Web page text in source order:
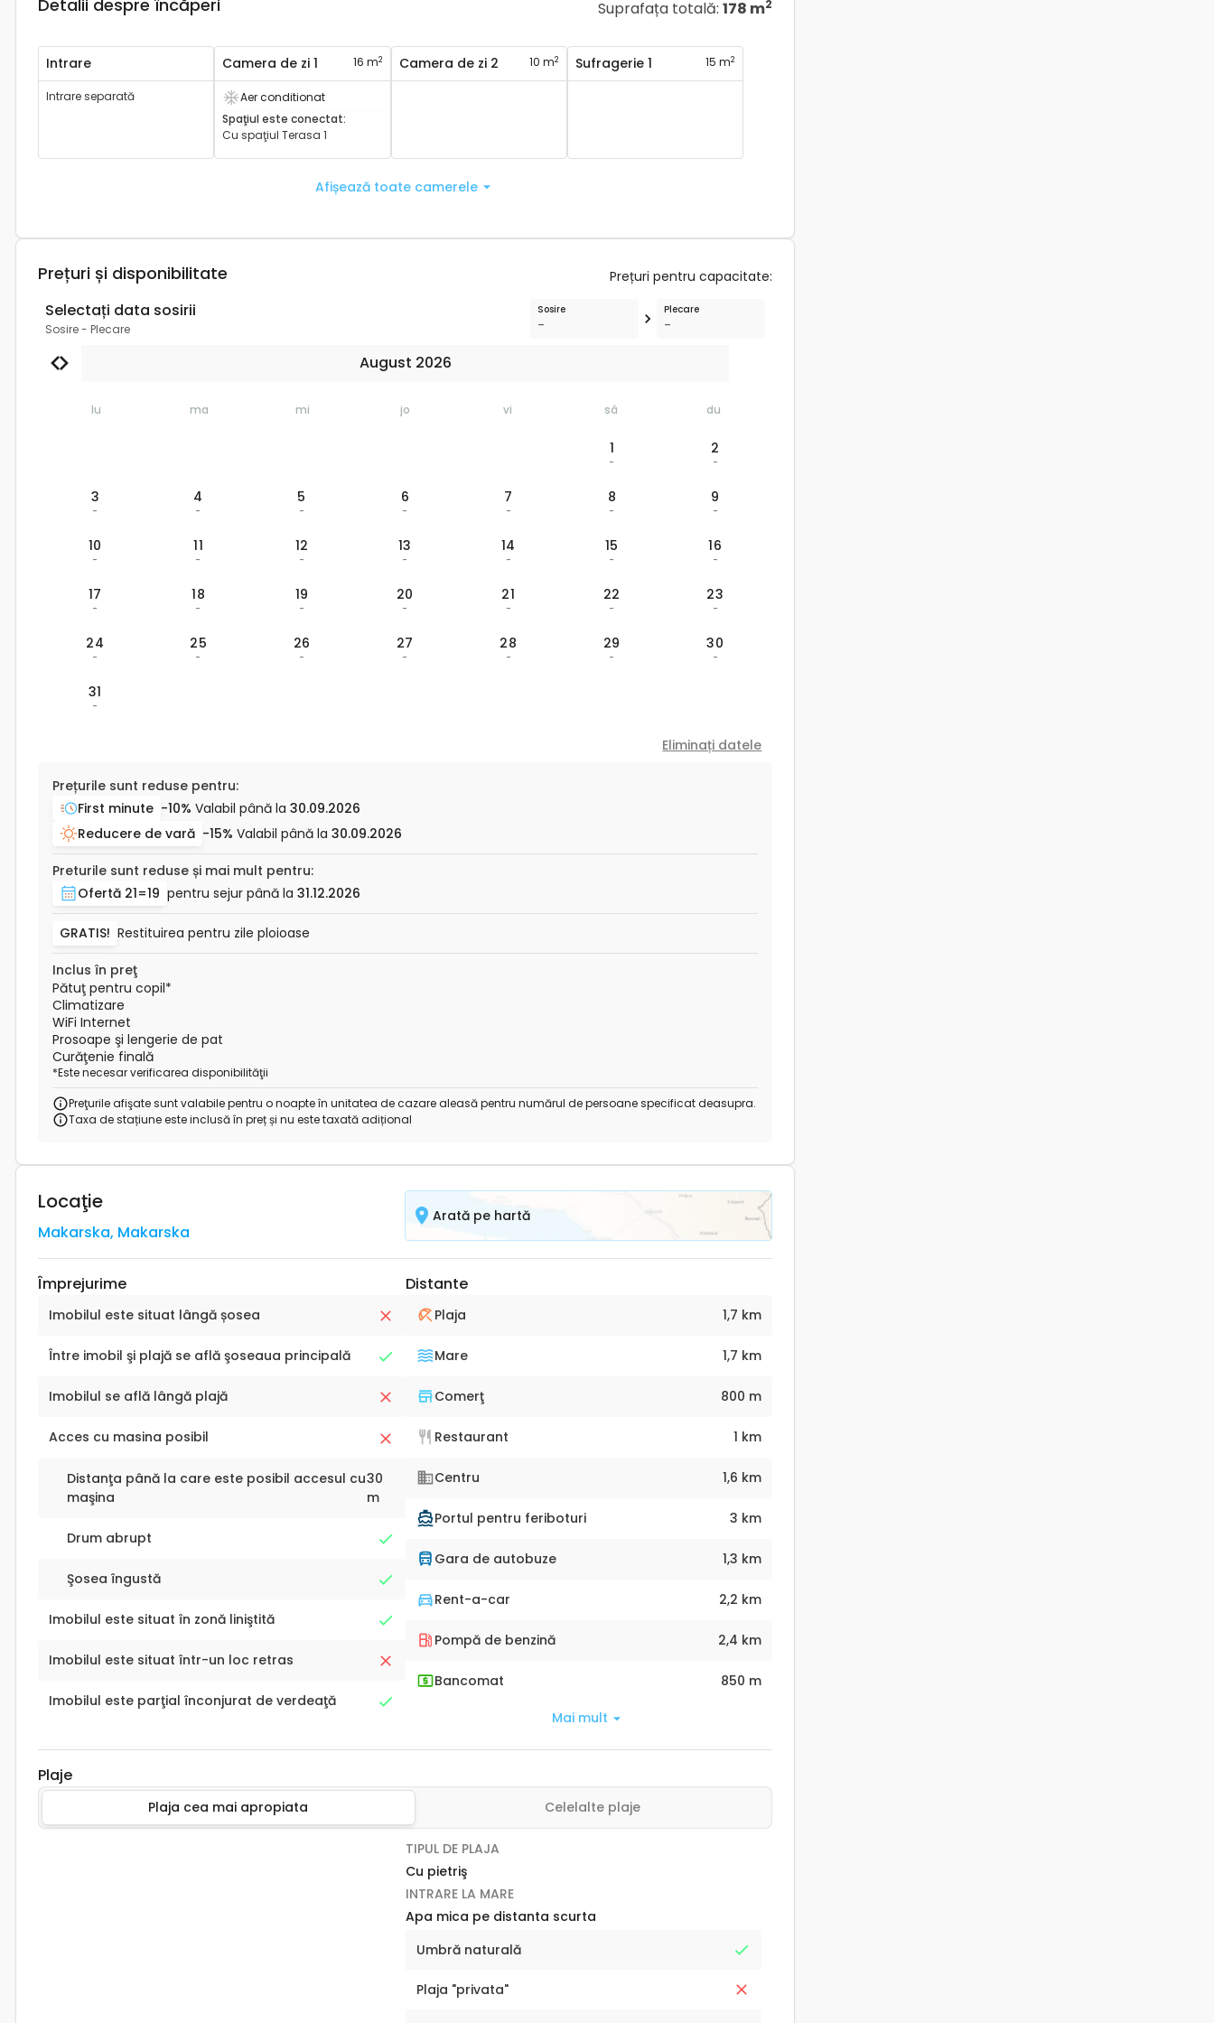
Detalii despre încăperi Suprafața totală:178 m2
Intrare
Intrare separată
Camera de zi 1 16 m2
Are aer condiționat
Aer conditionat
Spaţiul este conectat:
Cu spaţiul Terasa 1
Camera de zi 2 10 m2 Sufragerie 1 15 m2
Afișează toate camerele
Prețuri și disponibilitate Prețuri pentru capacitate:
Selectați data sosirii
Sosire- Plecare
Sosire
-
Plecare
-
August 2026
lu ma mi jo vi sâ du
1
-
2
-
3
-
4
-
5
-
6
-
7
-
8
-
9
-
10
-
11
-
12
-
13
-
14
-
15
-
16
-
17
-
18
-
19
-
20
-
21
-
22
-
23
-
24
-
25
-
26
-
27
-
28
-
29
-
30
-
31
-
Eliminați datele
Prețurile sunt reduse pentru:
First minute -10% Valabil până la 30.09.2026
Reducere de vară -15% Valabil până la 30.09.2026
Preturile sunt reduse și mai mult pentru:
Ofertă 21=19 pentru sejur până la 31.12.2026
GRATIS! Restituirea pentru zile ploioase
Inclus în preţ
Pătuţ pentru copil*
Climatizare
WiFi Internet
Prosoape şi lengerie de pat
Curăţenie finală
*Este necesar verificarea disponibilităţii
Preţurile afişate sunt valabile pentru o noapte în unitatea de cazare aleasă pentru numărul de persoane specificat deasupra.
Taxa de stațiune este inclusă în preț și nu este taxată adițional
Locaţie
Makarska, Makarska
Arată pe hartă
Împrejurime
Imobilul este situat lângă șosea
Între imobil şi plajă se află şoseaua principală
Imobilul se află lângă plajă
Acces cu masina posibil
Distanţa până la care este posibil accesul cu
maşina
30
m
Drum abrupt
Şosea îngustă
Imobilul este situat în zonă liniştită
Imobilul este situat într-un loc retras
Imobilul este parţial înconjurat de verdeaţă
Distante
Plaja 1,7 km
Mare 1,7 km
Comerţ 800 m
Restaurant 1 km
Centru 1,6 km
Portul pentru feriboturi 3 km
Gara de autobuze 1,3 km
Rent-a-car 2,2 km
Pompă de benzină 2,4 km
Bancomat 850 m
Mai mult
Plaje
Plaja cea mai apropiata Celelalte plaje
TIPUL DE PLAJA
Cu pietriş
INTRARE LA MARE
Apa mica pe distanta scurta
Umbră naturală
Plaja "privata"